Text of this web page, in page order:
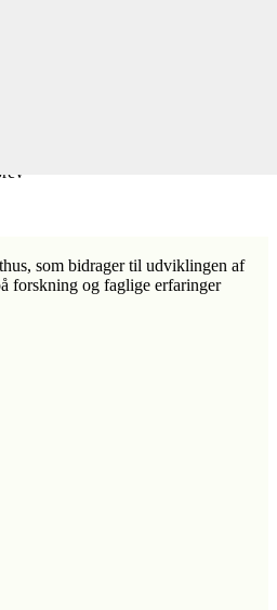
som bidrager til udviklingen af
forskning og faglige erfaringer